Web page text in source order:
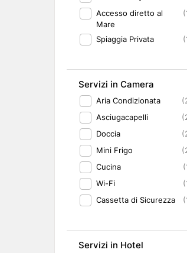
Accesso diretto al
Mare
Spiaggia Privata
Servizi in Camera
Aria Condizionata
Asciugacapelli
Doccia
Mini Frigo
Cucina
Wi-Fi
Cassetta di Sicurezza
Servizi in Hotel